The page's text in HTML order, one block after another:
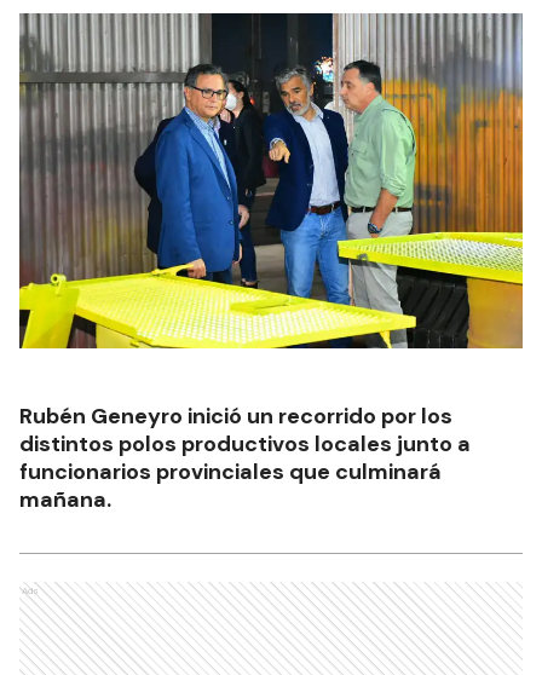
Rubén Geneyro inició un recorrido por los
distintos polos productivos locales junto a
funcionarios provinciales que culminará
mañana.
Ads